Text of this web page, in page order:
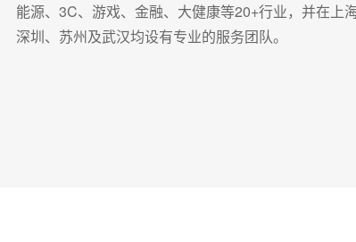
能源、3C、游戏、金融、大健康等20+行业，并在上
深圳、苏州及武汉均设有专业的服务团队。